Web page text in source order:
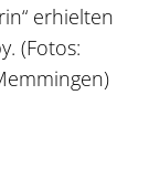
erhielten
(Fotos: